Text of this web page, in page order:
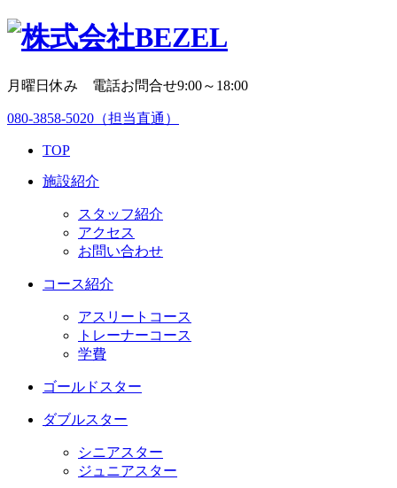
月曜日休み 電話お問合せ9:00～18:00
080-3858-5020 （担当直通）
TOP
施設紹介
スタッフ紹介
アクセス
お問い合わせ
コース紹介
アスリートコース
トレーナーコース
学費
ゴールドスター
ダブルスター
シニアスター
ジュニアスター